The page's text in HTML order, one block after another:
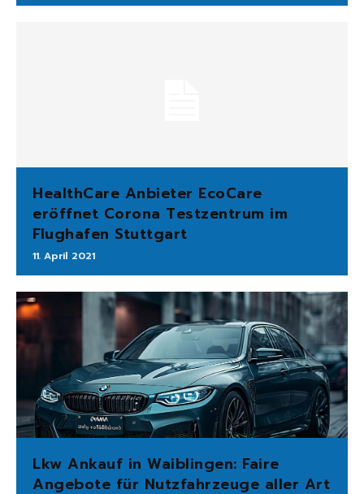
HealthCare Anbieter EcoCare
eröffnet Corona Testzentrum im
Flughafen Stuttgart
11. April 2021
Lkw Ankauf in Waiblingen: Faire
Angebote für Nutzfahrzeuge aller Art